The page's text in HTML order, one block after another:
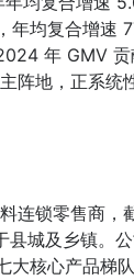
年均复合增速
年 GMV 贡
阵地，正系统
连锁零售商
城及乡镇。
大核心产品梯